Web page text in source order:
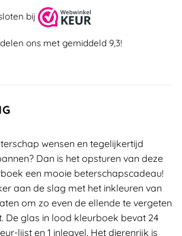
bij
ons met gemiddeld 9,3!
wensen en tegelijkertijd
Dan is het opsturen van deze
een mooie beterschapscadeau!
aan de slag met het inkleuren van
om zo even de ellende te vergeten
De glas in lood kleurboek bevat 24
lijst en 1 inlegvel. Het dierenrijk is